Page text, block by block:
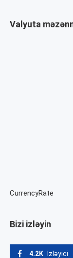
Valyuta
CurrencyRate
Bizi izləyin
4.2K İzləyici